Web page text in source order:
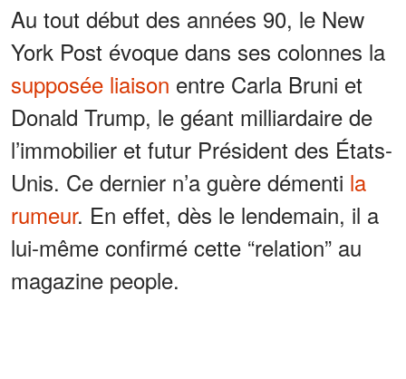
Au tout début des années 90, le New
York Post évoque dans ses colonnes la
supposée liaison entre Carla Bruni et
Donald Trump, le géant milliardaire de
l’immobilier et futur Président des États-
Unis. Ce dernier n’a guère démenti la
rumeur. En effet, dès le lendemain, il a
lui-même confirmé cette “relation” au
magazine people.